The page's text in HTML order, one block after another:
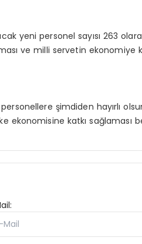
yeni personel sayısı 263
ve milli servetin ekonomiye
şimdiden hayırlı
ekonomisine katkı sağlaması